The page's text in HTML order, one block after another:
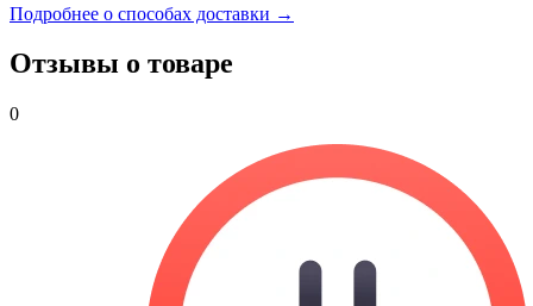
Подробнее о способах доставки →
Отзывы о товаре
0